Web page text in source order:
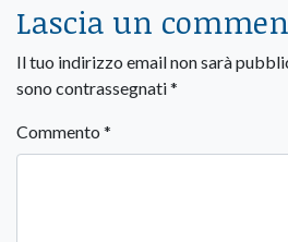
Lascia un
Il tuo indirizzo email non sarà
sono contrassegnati*
Commento *